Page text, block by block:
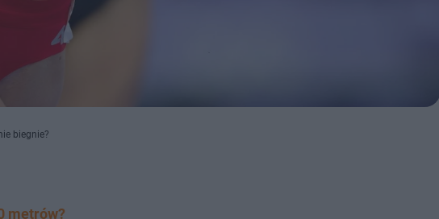
biegnie?
metrów?